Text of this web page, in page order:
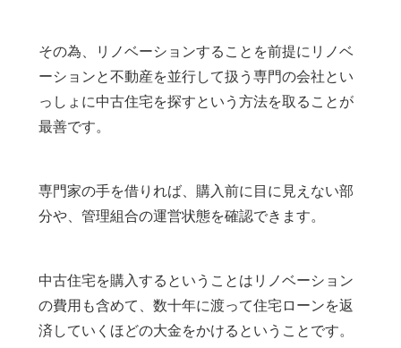
その為、リノベーションすることを前提にリノベ
ーションと不動産を並行して扱う専門の会社とい
っしょに中古住宅を探すという方法を取ることが
最善です。
専門家の手を借りれば、購入前に目に見えない部
分や、管理組合の運営状態を確認できます。
中古住宅を購入するということはリノベーション
の費用も含めて、数十年に渡って住宅ローンを返
済していくほどの大金をかけるということです。